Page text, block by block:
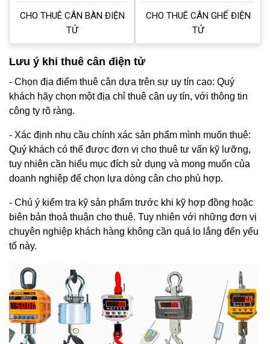
CHO THUÊ CÂN BÀN ĐIỆN
TỬ
CHO THUÊ CÂN GHẾ ĐIỆN
TỬ
Lưu ý khi thuê cân điện tử
- Chọn địa điểm thuê cân dựa trên sự uy tín cao: Quý
khách hãy chọn một địa chỉ thuê cân uy tín, với thông tin
công ty rõ ràng.
- Xác định nhu cầu chính xác sản phẩm mình muốn thuê:
Quý khách có thể được đơn vị cho thuê tư vấn kỹ lưỡng,
tuy nhiên cần hiểu mục đích sử dụng và mong muốn của
doanh nghiệp để chọn lựa dòng cân cho phù hợp.
- Chú ý kiểm tra kỹ sản phẩm trước khi kỹ hợp đồng hoặc
biên bản thoả thuận cho thuê. Tuy nhiên với những đơn vị
chuyên nghiệp khách hàng không cần quá lo lắng đến yếu
tố này.